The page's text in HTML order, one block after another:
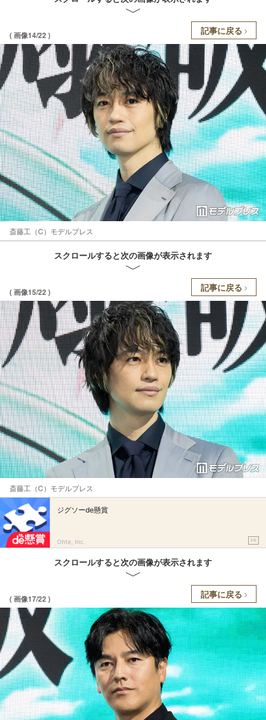
( 画像14/22 ) 記事に戻る
斎藤工（C）モデルプレス
スクロールすると次の画像が表示されます
( 画像15/22 ) 記事に戻る
斎藤工（C）モデルプレス
ジグソーde懸賞
Ohte, Inc. PR
スクロールすると次の画像が表示されます
( 画像17/22 ) 記事に戻る